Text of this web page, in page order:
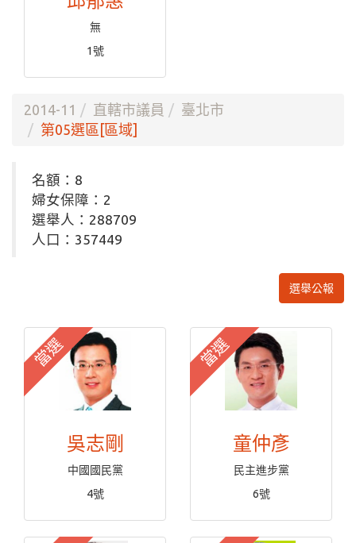
無
1號
2014-11 直轄市議員
臺北市
第05選區[區域]
名額：8
婦女保障：2
選舉人：288709
人口：357449
選舉公報
當選
吳志剛
中國國民黨
4號
當選
童仲彥
民主進步黨
6號